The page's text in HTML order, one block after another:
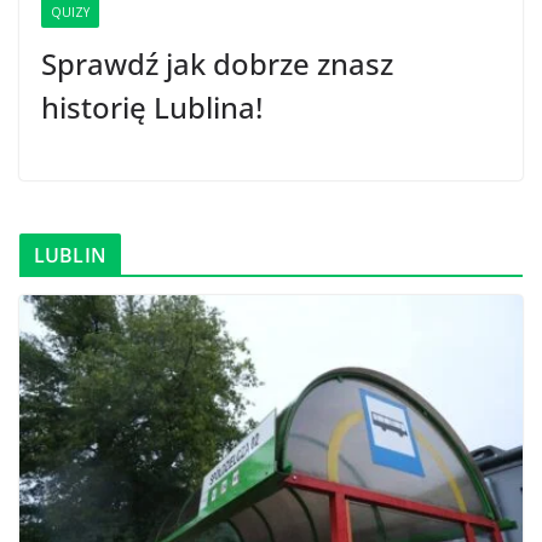
QUIZY
Sprawdź jak dobrze znasz
historię Lublina!
LUBLIN